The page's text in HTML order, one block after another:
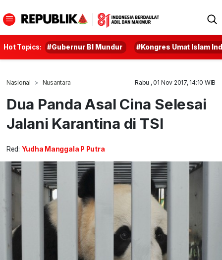
Hot Topics: #Gubernur BI Mundur #Kongres Umat Islam
Nasional Nusantara Rabu , 01 Nov 2017, 14:10 WIB
Dua Panda Asal Cina Selesai
Jalani Karantina di TSI
Red: Yudha Manggala P Putra